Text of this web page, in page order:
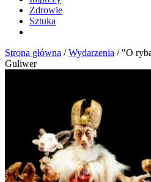
Zdrowie
Sztuka
Strona główna /Wydarzenia / "O
Guliwer